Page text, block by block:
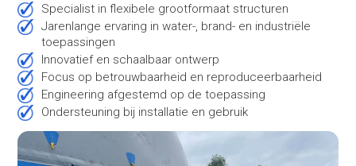
Specialist in flexibele grootformaat structuren
Jarenlange ervaring in water-, brand- en industriële
toepassingen
Innovatief en schaalbaar ontwerp
Focus op betrouwbaarheid en reproduceerbaarheid
Engineering afgestemd op de toepassing
Ondersteuning bij installatie en gebruik